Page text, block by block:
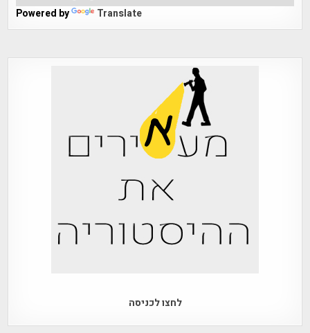
Powered by Translate
לחצו לכניסה